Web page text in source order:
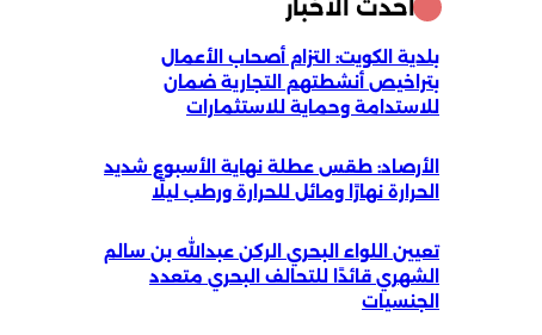
أحدث الأخبار
بلدية الكويت: التزام أصحاب الأعمال
بتراخيص أنشطتهم التجارية ضمان
للاستدامة وحماية للاستثمارات
الأرصاد: طقس عطلة نهاية الأسبوع شديد
الحرارة نهارًا ومائل للحرارة ورطب ليلًا
تعيين اللواء البحري الركن عبدالله بن سالم
الشهري قائدًا للتحالف البحري متعدد
الجنسيات